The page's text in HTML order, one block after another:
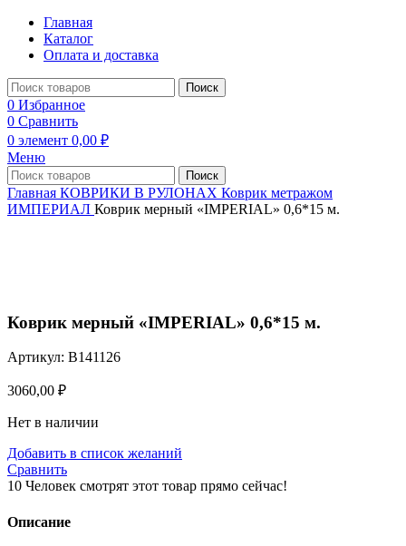
Главная
Каталог
Оплата и доставка
Поиск
0 Избранное
0 Сравнить
0 элемент 0,00 ₽
Меню
Поиск
Главная КОВРИКИ В РУЛОНАХ Коврик метражом
ИМПЕРИАЛ Коврик мерный «IMPERIAL» 0,6*15 м.
Коврик мерный «IMPERIAL» 0,6*15 м.
Артикул: B141126
3060,00 ₽
Нет в наличии
Добавить в список желаний
Сравнить
10 Человек смотрят этот товар прямо сейчас!
Описание